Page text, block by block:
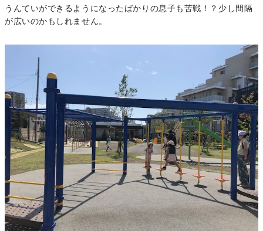
うんていができるようになったばかりの息子も苦戦！？少し間隔
が広いのかもしれません。